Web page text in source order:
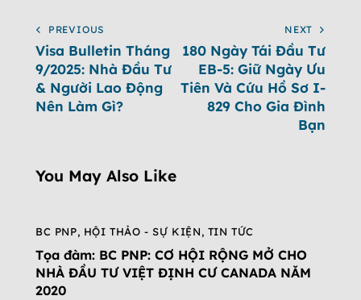
PREVIOUS
Visa Bulletin Tháng
9/2025: Nhà Đầu Tư
& Người Lao Động
Nên Làm Gì?
NEXT
180 Ngày Tái Đầu Tư
EB-5: Giữ Ngày Ưu
Tiên Và Cứu Hồ Sơ I-
829 Cho Gia Đình
Bạn
You May Also Like
BC PNP, HỘI THẢO - SỰ KIỆN, TIN TỨC
Tọa đàm: BC PNP: CƠ HỘI RỘNG MỞ CHO
NHÀ ĐẦU TƯ VIỆT ĐỊNH CƯ CANADA NĂM
2020